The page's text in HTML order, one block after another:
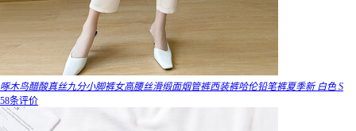
啄木鸟醋酸真丝九分小脚裤女高腰丝滑缎面烟管裤西装裤哈伦铅笔裤夏季新 白色 S
58条评价